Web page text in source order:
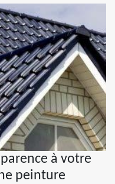
à votre
peinture